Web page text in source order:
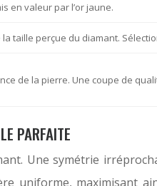
en valeur par l’or jaune.
taille perçue du diamant.
de la pierre. Une coupe de
PARFAITE
Une symétrie
uniforme, maximisant